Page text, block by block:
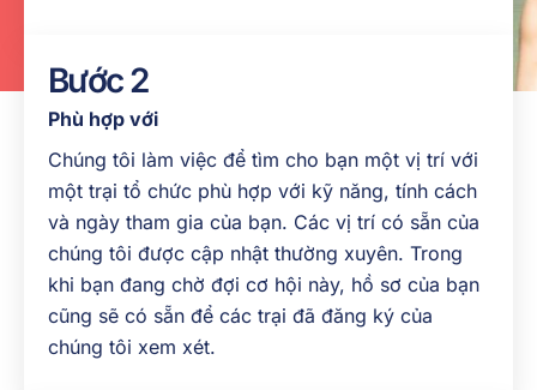
Bước 2
Phù hợp với
Chúng tôi làm việc để tìm cho bạn một vị trí với
một trại tổ chức phù hợp với kỹ năng, tính cách
và ngày tham gia của bạn. Các vị trí có sẵn của
chúng tôi được cập nhật thường xuyên. Trong
khi bạn đang chờ đợi cơ hội này, hồ sơ của bạn
cũng sẽ có sẵn để các trại đã đăng ký của
chúng tôi xem xét.